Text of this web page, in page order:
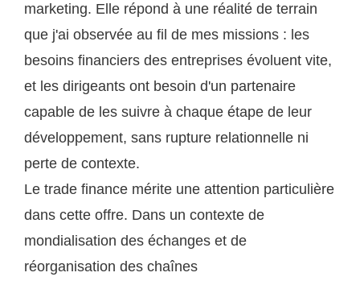
marketing. Elle répond à une réalité de terrain
que j'ai observée au fil de mes missions : les
besoins financiers des entreprises évoluent vite,
et les dirigeants ont besoin d'un partenaire
capable de les suivre à chaque étape de leur
développement, sans rupture relationnelle ni
perte de contexte.
Le trade finance mérite une attention particulière
dans cette offre. Dans un contexte de
mondialisation des échanges et de
réorganisation des chaînes